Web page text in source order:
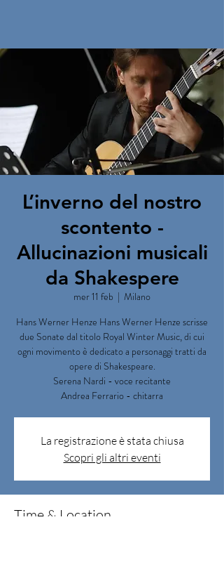
L’inverno del nostro
scontento -
Allucinazioni musicali
da Shakespere
mer 11 feb
  |
Milano
Hans Werner Henze Hans Werner Henze scrisse
due Sonate dal titolo Royal Winter Music, di cui
ogni movimento è dedicato a personaggi tratti da
opere di Shakespeare.
Serena Nardi - voce recitante
Andrea Ferrario - chitarra
La registrazione è stata chiusa
Scopri gli altri eventi
Time & Location